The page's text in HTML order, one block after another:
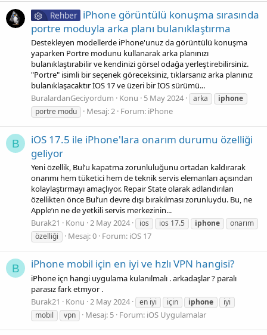
Rehber iPhone görüntülü konuşma sırasında
portre moduyla arka planı bulanıklaştırma
Destekleyen modellerde iPhone'unuz da görüntülü konuşma
yaparken Portre modunu kullanarak arka planınızı
bulanıklaştırabilir ve kendinizi görsel odağa yerleştirebilirsiniz.
"Portre" isimli bir seçenek göreceksiniz, tıklarsanız arka planınız
bulanıklaşacaktır İOS 17 ve üzeri bir İOS sürümü...
BuralardanGeciyordum
Konu 5 May 2024 arka
iphone
portre modu
Mesaj: 2 Forum: iPhone
B
iOS 17.5 ile iPhone'lara onarım durumu özelliği
geliyor
Yeni özellik, Bul’u kapatma zorunluluğunu ortadan kaldırarak
onarımı hem tüketici hem de teknik servis elemanları açısından
kolaylaştırmayı amaçlıyor. Repair State olarak adlandırılan
özellikten önce Bul’un devre dışı bırakılması zorunluydu. Bu, ne
Apple’ın ne de yetkili servis merkezinin...
Burak21
Konu 2 May 2024 ios ios 17.5 iphone
onarım
özelliği
Mesaj: 0 Forum: iOS 17
B iPhone mobil için en iyi ve hzlı VPN hangisi?
iPhone içn hangi uygulama kulanılmalı . arkadaşlar ? paralı
parasız fark etmyor .
Burak21
Konu 2 May 2024 en iyi için iphone
iyi
mobil
vpn Mesaj: 5 Forum: iOS Uygulamalar